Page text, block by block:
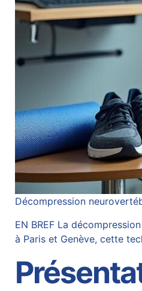
Décompression
EN BREF La
à Paris et Genève, cette